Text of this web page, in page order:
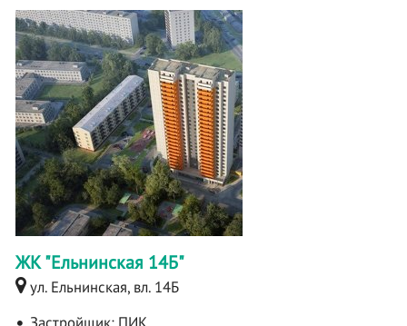
ЖК "Ельнинская 14Б"
ул. Ельнинская, вл. 14Б